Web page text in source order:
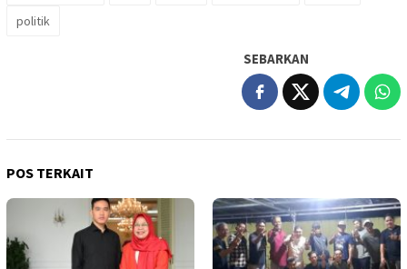
politik
SEBARKAN
POS TERKAIT